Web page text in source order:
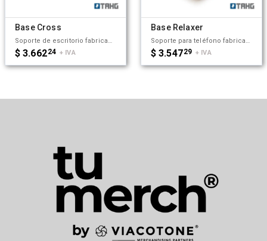
Base Cross
$ 3.66224 + IVA
Base Relaxer
$ 3.54729 + IVA